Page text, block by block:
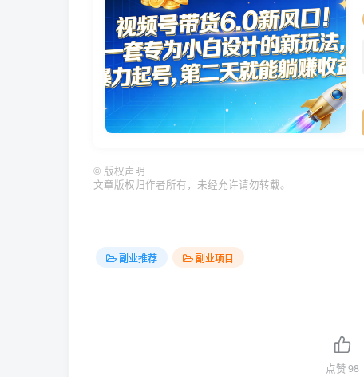
© 版权声明
文章版权归作者所有，未经允许请勿转载。
副业推荐 副业项目
点赞98